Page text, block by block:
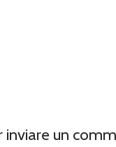
inviare un